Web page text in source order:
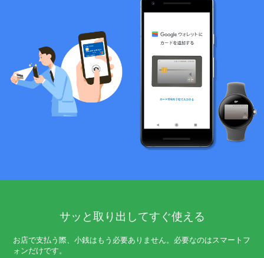
サッと取り出してすぐ使える
お店で支払う際、小銭はもう必要ありません。必要なのはスマートフ
ォンだけです。